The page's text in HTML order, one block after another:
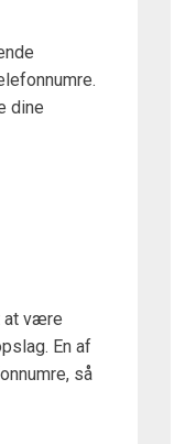
dine
at være
En af
så